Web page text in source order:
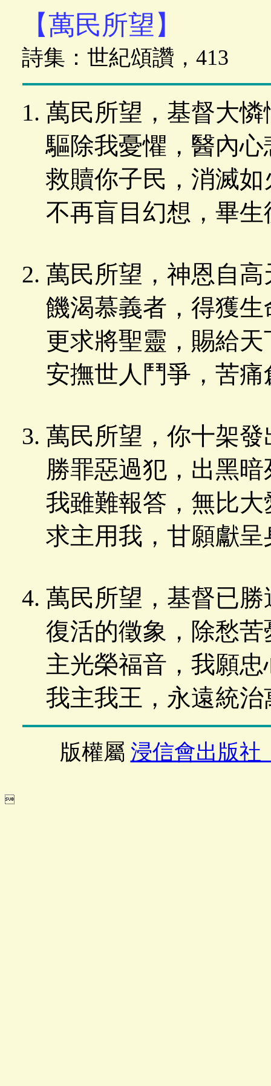
【萬民所望】
詩集：世紀頌讚，413
萬民所望，基督大憐
驅除我憂懼，醫內心
救贖你子民，消滅如
不再盲目幻想，畢生
萬民所望，神恩自高
饑渴慕義者，得獲生
更求將聖靈，賜給
安撫世人鬥爭，苦痛
萬民所望，你十架發
勝罪惡過犯，出黑暗
我雖難報答，無比大
求主用我，甘願獻呈
萬民所望，基督已勝
復活的徵象，除愁苦
主光榮福音，我願忠
我主我王，永遠統治
版權屬 浸信會出版社
